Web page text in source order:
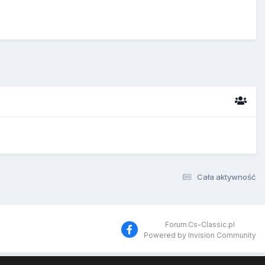
Cała aktywność
Forum.Cs-Classic.pl
Powered by Invision Community